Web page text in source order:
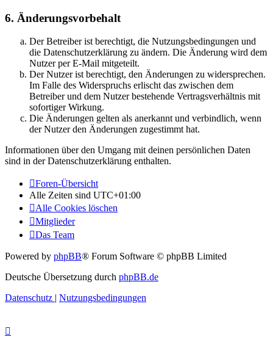
6. Änderungsvorbehalt
Der Betreiber ist berechtigt, die Nutzungsbedingungen und
die Datenschutzerklärung zu ändern. Die Änderung wird dem
Nutzer per E-Mail mitgeteilt.
Der Nutzer ist berechtigt, den Änderungen zu widersprechen.
Im Falle des Widerspruchs erlischt das zwischen dem
Betreiber und dem Nutzer bestehende Vertragsverhältnis mit
sofortiger Wirkung.
Die Änderungen gelten als anerkannt und verbindlich, wenn
der Nutzer den Änderungen zugestimmt hat.
Informationen über den Umgang mit deinen persönlichen Daten
sind in der Datenschutzerklärung enthalten.
Foren-Übersicht
Alle Zeiten sind UTC+01:00
Alle Cookies löschen
Mitglieder
Das Team
Powered by phpBB® Forum Software © phpBB Limited
Deutsche Übersetzung durch phpBB.de
Datenschutz | Nutzungsbedingungen